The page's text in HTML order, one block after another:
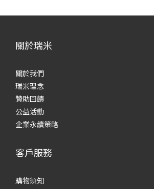
關於瑞米
關於我們
瑞米理念
贊助回饋
公益活動
企業永續策略
客戶服務
購物須知